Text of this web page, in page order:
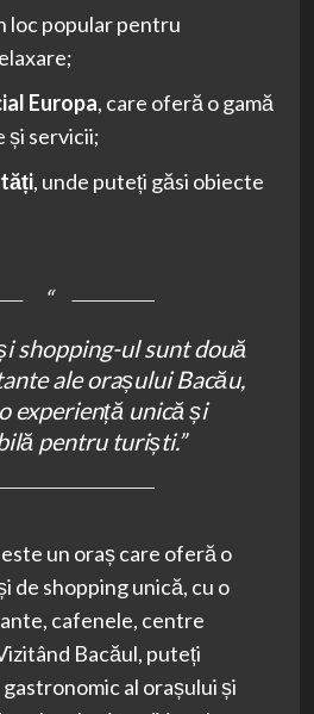
loc popular pentru
Europa, care oferă o gamă
și servicii;
, unde puteți găsi obiecte
shopping-ul sunt două
ale orașului Bacău,
experiență unică și
pentru turiști.”
un oraș care oferă o
de shopping unică, cu o
cafenele, centre
Bacăul, puteți
al orașului și